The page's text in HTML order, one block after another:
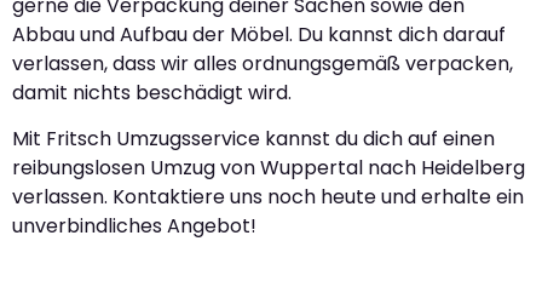
Abbau und Aufbau der Möbel. Du kannst dich darauf
verlassen, dass wir alles ordnungsgemäß verpacken,
damit nichts beschädigt wird.
Mit Fritsch Umzugsservice kannst du dich auf einen
reibungslosen Umzug von Wuppertal nach Heidelberg
verlassen. Kontaktiere uns noch heute und erhalte ein
unverbindliches Angebot!